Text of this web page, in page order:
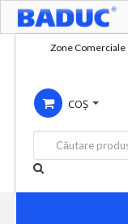
Compania
Servicii
Productie
Contact
Zone Comerciale
COȘ